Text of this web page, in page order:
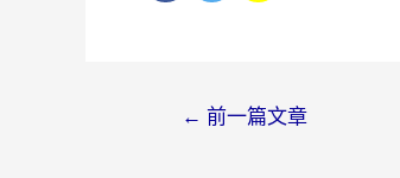
← 前一篇文章